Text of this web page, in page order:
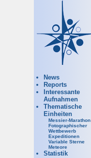
News
Reports
Interessante
Aufnahmen
Thematische
Einheiten
Messier-Marathon
Fotographischer
Wettbewerb
Expeditionen
Variable Sterne
Meteore
Statistik